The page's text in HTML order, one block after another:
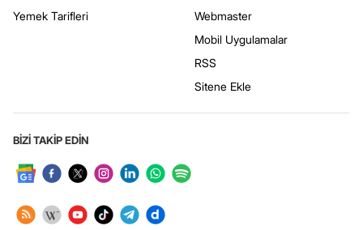
Yemek Tarifleri
Webmaster
Mobil Uygulamalar
RSS
Sitene Ekle
BİZİ TAKİP EDİN